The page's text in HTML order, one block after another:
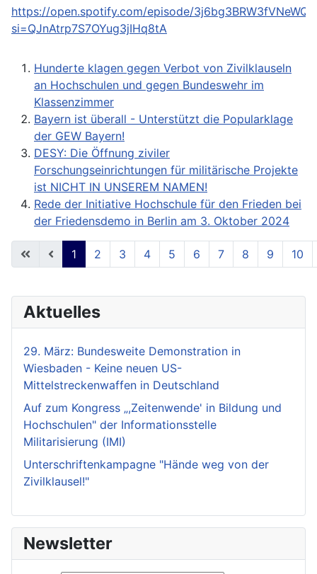
https://open.spotify.com/episode/
si=QJnAtrp7S7OYug3jIHq8tA
Hunderte klagen gegen Verbot von Zivilklauseln
an Hochschulen und gegen Bundeswehr im
Klassenzimmer
Bayern ist überall - Unterstützt die Popularklage
der GEW Bayern!
DESY: Die Öffnung ziviler
Forschungseinrichtungen für militärische Projekte
ist NICHT IN UNSEREM NAMEN!
Rede der Initiative Hochschule für den Frieden bei
der Friedensdemo in Berlin am 3. Oktober 2024
Seite 1 von 18
1 2 3 4 5 6 7 8 9 10
Aktuelles
29. März: Bundesweite Demonstration in
Wiesbaden - Keine neuen US-
Mittelstreckenwaffen in Deutschland
Auf zum Kongress „,Zeitenwende' in Bildung und
Hochschulen" der Informationsstelle
Militarisierung (IMI)
Unterschriftenkampagne "Hände weg von der
Zivilklausel!"
Newsletter